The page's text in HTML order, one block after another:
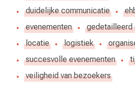
duidelijke communicatie
evenementen
gedetailleerd
locatie
logistiek
succesvolle evenementen
veiligheid van bezoekers